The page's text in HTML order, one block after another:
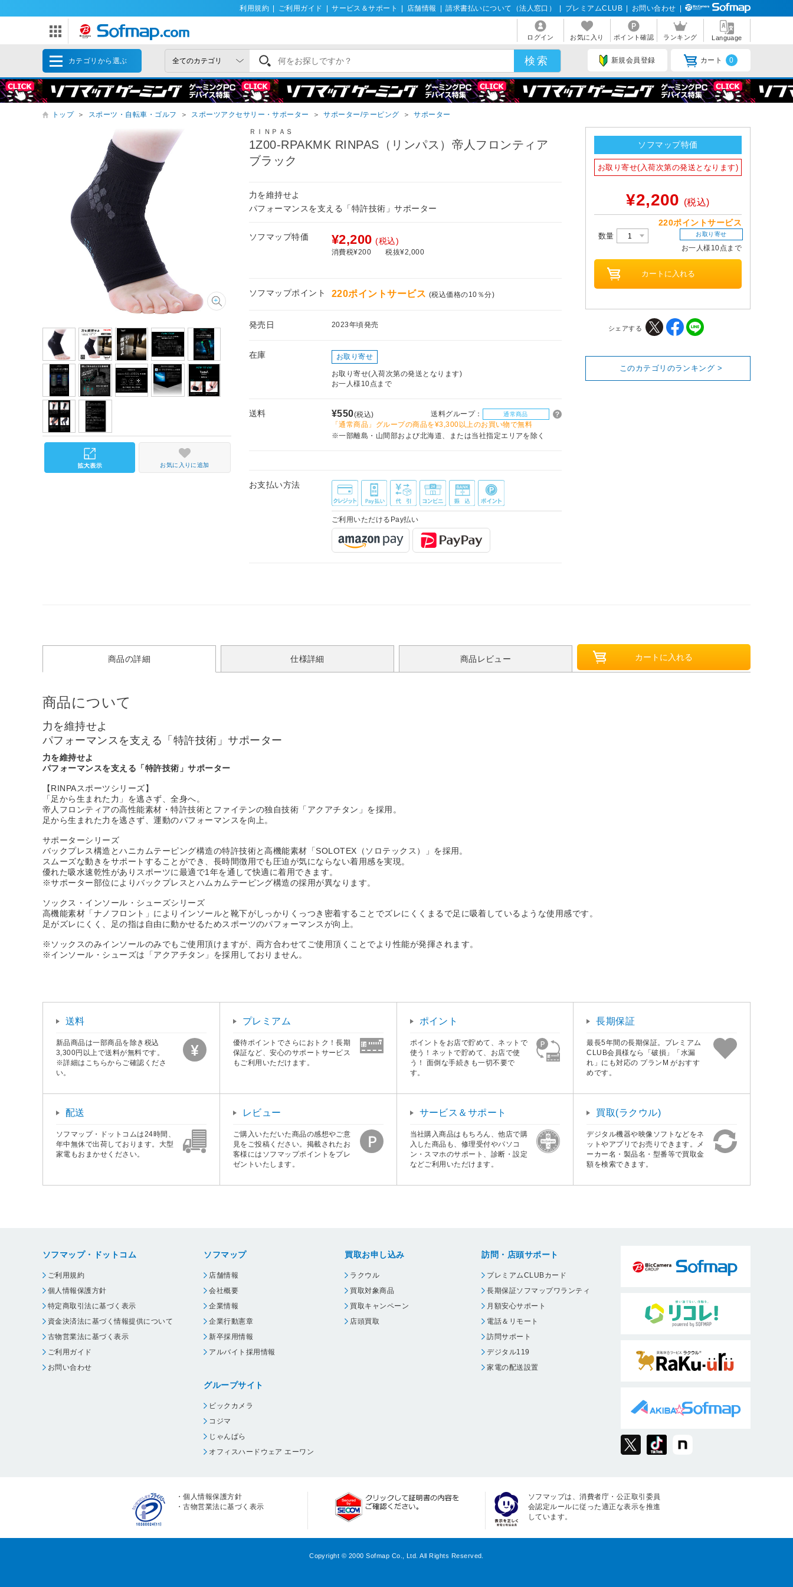
利用規約 ご利用ガイド サービス＆サポート 店舗情報 請求書払いについて（法人窓口） プレミアムCLUB お問い合わせ
ログイン お気に入り ポイント確認 ランキング Language
カテゴリから選ぶ 新規会員登録 カート 0
トップ ＞ スポーツ・自転車・ゴルフ ＞ スポーツアクセサリー・サポーター ＞ サポーター/テーピング ＞ サポーター
ＲＩＮＰＡＳ
1Z00-RPAKMK RINPAS（リンパス）帝人フロンティア
ブラック
力を維持せよ
パフォーマンスを支える「特許技術」サポーター
ソフマップ特価 ¥2,200 (税込)
消費税¥200 税抜¥2,000
ソフマップポイント 220ポイントサービス (税込価格の10％分)
発売日 2023年頃発売
在庫 お取り寄せ
お取り寄せ(入荷次第の発送となります)
お一人様10点まで
送料 ¥550(税込) 送料グループ： 通常商品
「通常商品」グループの商品を¥3,300以上のお買い物で無料
※一部離島・山間部および北海道、または当社指定エリアを除く
お支払い方法
ご利用いただけるPay払い
お気に入りに追加
ソフマップ特価
お取り寄せ(入荷次第の発送となります)
¥2,200 (税込)
220ポイントサービス
数量 お取り寄せ
お一人様10点まで
シェアする
このカテゴリのランキング >
商品の詳細 仕様詳細 商品レビュー
商品について
力を維持せよ
パフォーマンスを支える「特許技術」サポーター
力を維持せよ
パフォーマンスを支える「特許技術」サポーター
【RINPAスポーツシリーズ】
「足から生まれた力」を逃さず、全身へ。
帝人フロンティアの高性能素材・特許技術とファイテンの独自技術「アクアチタン」を採用。
足から生まれた力を逃さず、運動のパフォーマンスを向上。
サポーターシリーズ
バックプレス構造とハニカムテーピング構造の特許技術と高機能素材「SOLOTEX（ソロテックス）」を採用。
スムーズな動きをサポートすることができ、長時間徴用でも圧迫が気にならない着用感を実現。
優れた吸水速乾性がありスポーツに最適で1年を通して快適に着用できます。
※サポーター部位によりバックプレスとハムカムテーピング構造の採用が異なります。
ソックス・インソール・シューズシリーズ
高機能素材「ナノフロント」によりインソールと靴下がしっかりくっつき密着することでズレにくくまるで足に吸着しているような使用感です。
足がズレにくく、足の指は自由に動かせるためスポーツのパフォーマンスが向上。
※ソックスのみインソールのみでもご使用頂けますが、両方合わせてご使用頂くことでより性能が発揮されます。
※インソール・シューズは「アクアチタン」を採用しておりません。
送料
新品商品は一部商品を除き税込
3,300円以上で送料が無料です。
※詳細はこちらからご確認くださ
い。
プレミアム
優待ポイントでさらにおトク！長期
保証など、安心のサポートサービス
もご利用いただけます。
ポイント
ポイントをお店で貯めて、ネットで
使う！ネットで貯めて、お店で使
う！ 面倒な手続きも一切不要で
す。
長期保証
最長5年間の長期保証。プレミアム
CLUB会員様なら「破損」「水漏
れ」にも対応の プランM がおすす
めです。
配送
ソフマップ・ドットコムは24時間、
年中無休で出荷しております。大型
家電もおまかせください。
レビュー
ご購入いただいた商品の感想やご意
見をご投稿ください。掲載されたお
客様にはソフマップポイントをプレ
ゼントいたします。
サービス＆サポート
当社購入商品はもちろん、他店で購
入した商品も、修理受付やパソコ
ン・スマホのサポート、診断・設定
などご利用いただけます。
買取(ラクウル)
デジタル機器や映像ソフトなどをネ
ットやアプリでお売りできます。メ
ーカー名・製品名・型番等で買取金
額を検索できます。
ソフマップ・ドットコム
ご利用規約
個人情報保護方針
特定商取引法に基づく表示
資金決済法に基づく情報提供について
古物営業法に基づく表示
ご利用ガイド
お問い合わせ
ソフマップ
店舗情報
会社概要
企業情報
企業行動憲章
新卒採用情報
アルバイト採用情報
グループサイト
ビックカメラ
コジマ
じゃんぱら
オフィスハードウェア エーワン
買取お申し込み
ラクウル
買取対象商品
買取キャンペーン
店頭買取
訪問・店頭サポート
プレミアムCLUBカード
長期保証ソフマップワランティ
月額安心サポート
電話＆リモート
訪問サポート
デジタル119
家電の配送設置
・個人情報保護方針
・古物営業法に基づく表示
ソフマップは、消費者庁・公正取引委員
会認定ルールに従った適正な表示を推進
しています。
Copyright © 2000 Sofmap Co., Ltd. All Rights Reserved.